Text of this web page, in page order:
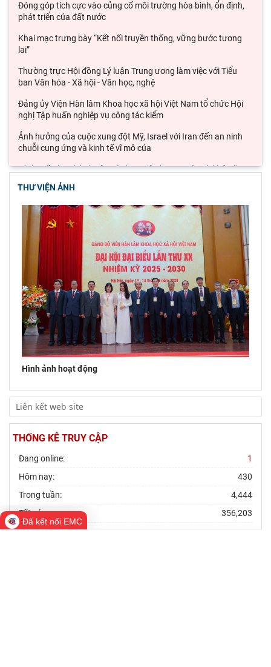
Đóng góp tích cực vào củng cố môi trường hòa bình, ổn định,
phát triển của đất nước
Khai mạc trưng bày “Kết nối truyền thống, vững bước tương
lai”
Thường trực Hội đồng Lý luận Trung ương làm việc với Tiểu
ban Văn hóa - Xã hội - Văn học, nghệ
Đảng ủy Viện Hàn lâm Khoa học xã hội Việt Nam tổ chức Hội
nghị Tập huấn nghiệp vụ công tác kiểm
Ảnh hưởng của cuộc xung đột Mỹ, Israel với Iran đến an ninh
chuỗi cung ứng và kinh tế vĩ mô của
Lý thuyết thực hành của các học giả phương Tây và khả năng
ứng dụng vào phát triển du lịch cộng
thực tế tại thành phố Hồ Chí Minh
Hội thảo khoa học quốc gia “Danh nhân văn hóa Lê Quý Đôn -
Di sản và giá trị thời đại”
THƯ VIỆN ẢNH
Hình ảnh hoạt động
THỐNG KÊ TRUY CẬP
Đang online:
1
Hôm nay:
430
Trong tuần:
4,444
Tất cả:
356,203
Đã kết nối EMC